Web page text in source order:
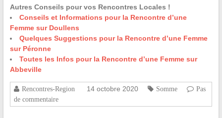
Autres Conseils pour vos Rencontres Locales !
Conseils et Informations pour la Rencontre d’une
Femme sur Doullens
Quelques Suggestions pour la Rencontre d’une Femme
sur Péronne
Toutes les Infos pour la Rencontre d’une Femme sur
Abbeville
Rencontres-Region 14 octobre 2020 Somme
Pas
de commentaire